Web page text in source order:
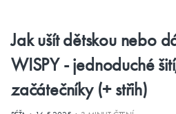
Jak ušít dětskou nebo
WISPY - jednoduché
začátečníky (+ střih)